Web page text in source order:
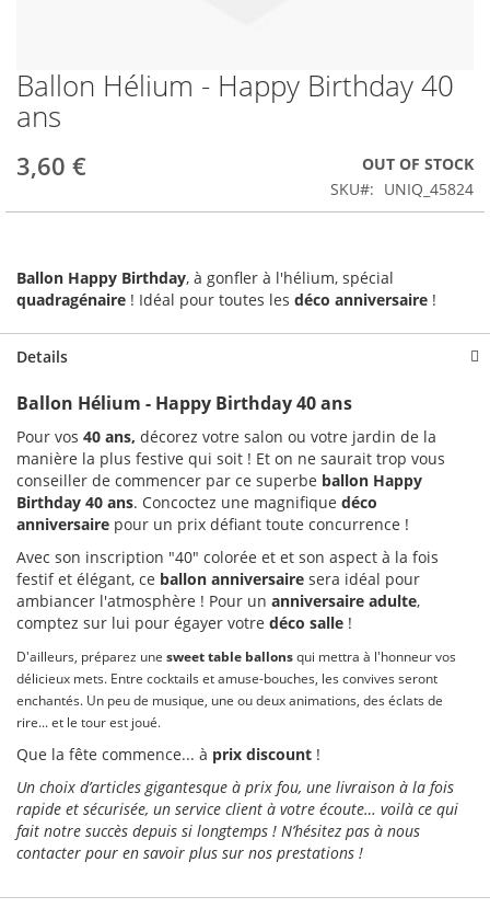
Skip
to
the
of
images
Ballon Hélium - Happy Birthday 40
ans
3,60 €
OUT OF STOCK
SKU
UNIQ_45824
Ballon Happy Birthday, à gonfler à l'hélium, spécial
quadragénaire ! Idéal pour toutes les déco anniversaire !
Details
Ballon Hélium - Happy Birthday 40 ans
Pour vos 40 ans, décorez votre salon ou votre jardin de la
manière la plus festive qui soit ! Et on ne saurait trop vous
conseiller de commencer par ce superbe ballon Happy
Birthday 40 ans. Concoctez une magnifique déco
anniversaire pour un prix défiant toute concurrence !
Avec son inscription "40" colorée et et son aspect à la fois
festif et élégant, ce ballon anniversaire sera idéal pour
ambiancer l'atmosphère ! Pour un anniversaire adulte,
comptez sur lui pour égayer votre déco salle !
D'ailleurs, préparez une sweet table ballonsqui mettra à l'honneur vos
délicieux mets. Entre cocktails et amuse-bouches, les convives seront
enchantés. Un peu de musique, une ou deux animations, des éclats de
rire... et le tour est joué.
Que la fête commence... à prix discount !
Un choix d’articles gigantesque à prix fou, une livraison à la fois
rapide et sécurisée, un service client à votre écoute… voilà ce qui
fait notre succès depuis si longtemps ! N’hésitez pas à nous
contacter pour en savoir plus sur nos prestations !